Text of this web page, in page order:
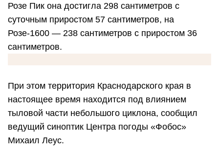
Розе Пик она достигла 298 сантиметров с
суточным приростом 57 сантиметров, на
Розе-1600 — 238 сантиметров с приростом 36
сантиметров.
При этом территория Краснодарского края в
настоящее время находится под влиянием
тыловой части небольшого циклона, сообщил
ведущий синоптик Центра погоды «Фобос»
Михаил Леус.